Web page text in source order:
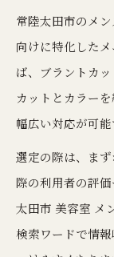
常陸太田市のメ
向けに特化した
ば、ブラントカ
カットとカラー
幅広い対応が可能
選定の際は、ま
際の利用者の評
太田市 美容室 メ
検索ワードで情